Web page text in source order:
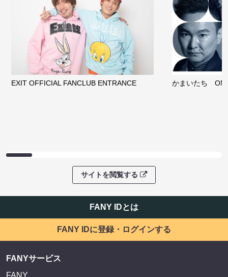
EXIT OFFICIAL FANCLUB ENTRANCE かまいたち
サイトを閲覧する
FANY IDとは
FANY IDに登録・ログインする
FANYサービス
FANY